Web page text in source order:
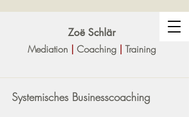
Zoë Schlär
Mediation | Coaching | Training
Systemisches Businesscoaching